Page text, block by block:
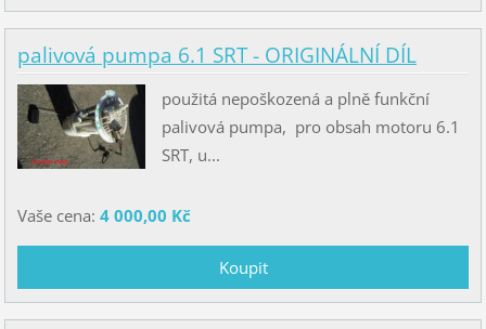
palivová pumpa 6.1 SRT - ORIGINÁLNÍ DÍL
použitá nepoškozená a plně funkční
palivová pumpa, pro obsah motoru 6.1
SRT, u...
Vaše cena: 4 000,00 Kč